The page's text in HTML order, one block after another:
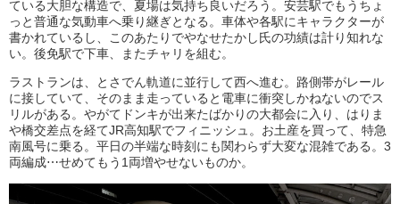
ている大胆な構造で、夏場は気持ち良いだろう。安芸駅でもうちょ
っと普通な気動車へ乗り継ぎとなる。車体や各駅にキャラクターが
書かれているし、このあたりでやなせたかし氏の功績は計り知れな
い。後免駅で下車、またチャリを組む。
ラストランは、とさでん軌道に並行して西へ進む。路側帯がレール
に接していて、そのまま走っていると電車に衝突しかねないのでス
リルがある。やがてドンキが出来たばかりの大都会に入り、はりま
や橋交差点を経てJR高知駅でフィニッシュ。お土産を買って、特急
南風号に乗る。平日の半端な時刻にも関わらず大変な混雑である。3
両編成⋯せめてもう1両増やせないものか。